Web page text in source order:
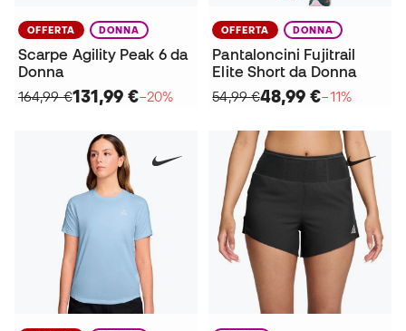
OFFERTA DONNA
Scarpe Agility Peak 6 da
Donna
164,99 €131,99 €−20%
OFFERTA DONNA
Pantaloncini Fujitrail
Elite Short da Donna
54,99 €48,99 €−11%